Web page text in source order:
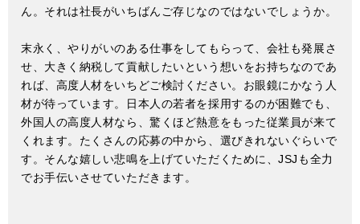
ん。それは社長がいちばんご存じなのではないでしょうか。
末永く、やりがいのある仕事をしてもらって、会社も発展さ
せ、大きく納税して貢献したいという想いをお持ちなのであ
れば、高度人材をいちどご検討ください。お眼鏡にかなう人
材が待っています。日本人の若者を採用するのが困難でも、
外国人の高度人材なら、驚くほど熱意をもった従業員が来て
くれます。たくさんの応募の中から、選びきれないぐらいで
す。そんな嬉しい悲鳴を上げていただくために、JSJも全力
でお手伝いさせていただきます。